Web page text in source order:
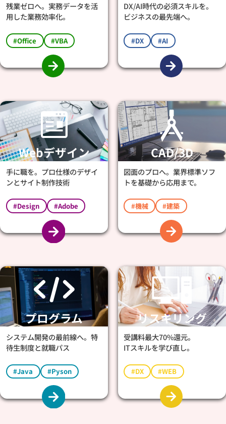
残業ゼロへ。実務データを活
用した業務効率化。
#Office #VBA
DX/AI時代の必須スキルを。
ビジネスの最先端へ。
#DX #AI
Webデザイン
手に職を。プロ仕様のデザイ
ンとサイト制作技術
#Design #Adobe
CAD/3D
図面のプロへ。業界標準ソフ
トを基礎から応用まで。
#機械 #建築
プログラム
システム開発の最前線へ。特
待生制度と就職パス
#Java #Pyson
リスキリング
受講料最大70%還元。
ITスキルを学び直し。
#DX #WEB